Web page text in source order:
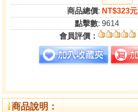
商品總價: NT$323元
點擊數: 9614
會員評價：
商品說明：